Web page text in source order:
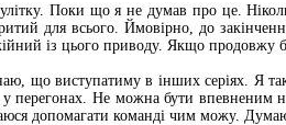
Поки що я не думав про це.
для всього. Ймовірно, до
із цього приводу. Якщо продовжу
що виступатиму в інших серіях. Я
у перегонах. Не можна бути
допомагати команді чим можу.